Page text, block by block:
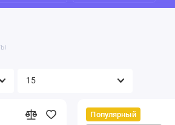
Популярный